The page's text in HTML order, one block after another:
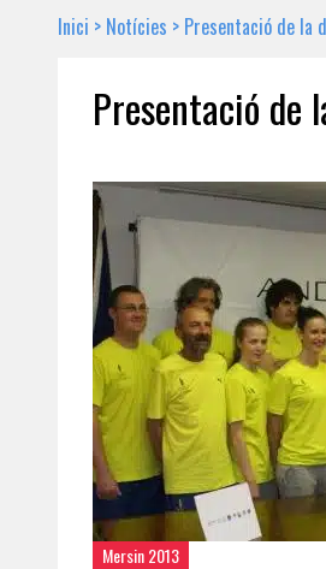
Inici > Notícies > Presentació de la
Presentació de
Mersin 2013